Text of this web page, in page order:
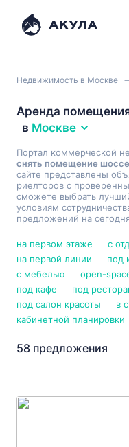
Недвижимость в Москве
Аренда
в Москве
Портал коммерческой
снять помещение
сайте представлены
риелторов с
сможете выбрать
условиям
предложений на
на первом этаже
с
на первой линии
под
с мебелью
open-
под кафе
под
под салон красоты
в
кабинетной планировки
58 предложения